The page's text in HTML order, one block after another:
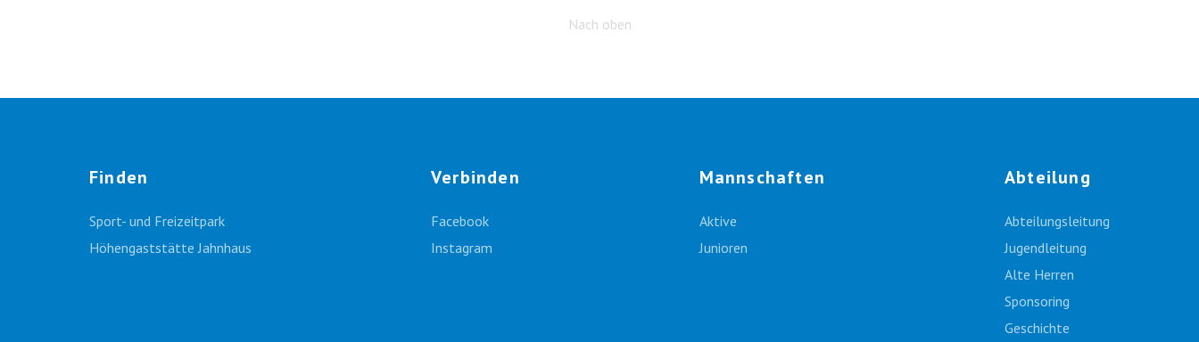
Nach oben
Finden
Sport- und Freizeitpark
Höhengaststätte Jahnhaus
Verbinden
Facebook
Instagram
Mannschaften
Aktive
Junioren
Abteilung
Abteilungsleitung
Jugendleitung
Alte Herren
Sponsoring
Geschichte